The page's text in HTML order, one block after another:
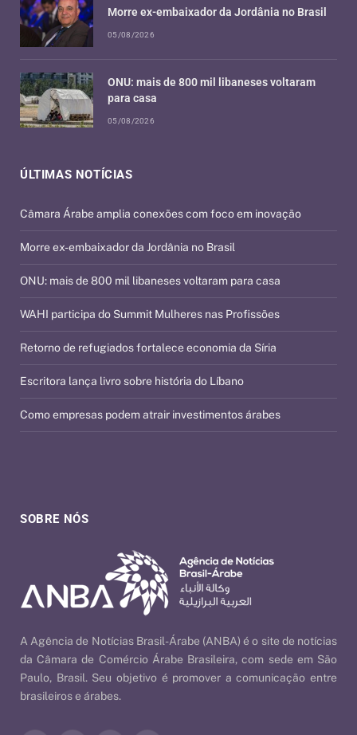
SOBRE NÓS
A Agência de Notícias Brasil-Árabe (ANBA) é o site de notícias
da Câmara de Comércio Árabe Brasileira, com sede em São
Paulo, Brasil. Seu objetivo é promover a comunicação entre
brasileiros e árabes.
ÚLTIMAS NOTÍCIAS
Câmara Árabe amplia conexões com foco em inovação
Morre ex-embaixador da Jordânia no Brasil
ONU: mais de 800 mil libaneses voltaram para casa
WAHI participa do Summit Mulheres nas Profissões
Retorno de refugiados fortalece economia da Síria
Escritora lança livro sobre história do Líbano
Como empresas podem atrair investimentos árabes
Morre ex-embaixador da Jordânia no Brasil
05/08/2026
ONU: mais de 800 mil libaneses voltaram
para casa
05/08/2026